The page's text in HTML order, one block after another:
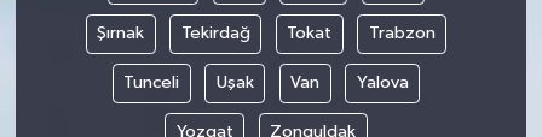
Şırnak Tekirdağ Tokat Trabzon
Tunceli Uşak Van Yalova
Yozgat Zonguldak